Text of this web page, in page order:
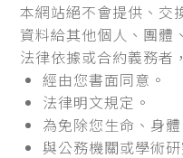
本網站絕不會提供、交
資料給其他個人、團體
法律依據或合約義務者
經由您書面同意。
法律明文規定。
為免除您生命、身
與公務機關或學術